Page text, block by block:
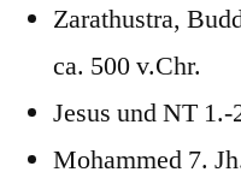
Zarathustra,
ca. 500 v.Chr.
Jesus und NT 1.-
Mohammed 7.